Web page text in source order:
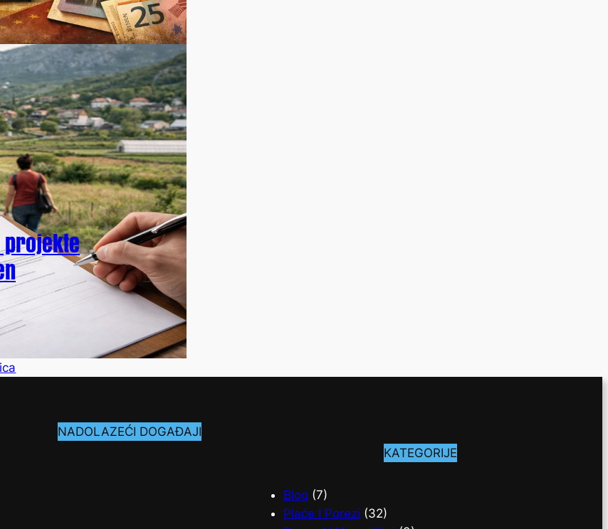
projekte
NADOLAZEĆI DOGAĐAJI
KATEGORIJE
Blog (7)
Plaće I Porezi (32)